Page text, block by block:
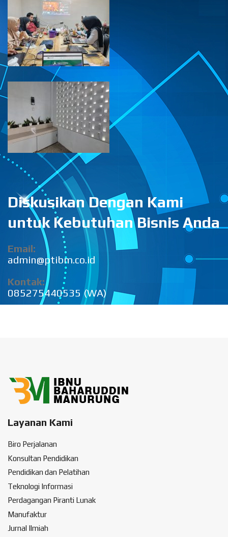
Diskusikan Dengan Kami
untuk Kebutuhan Bisnis Anda
Email:
admin@ptibm.co.id
Kontak:
085275440535 (WA)
Layanan Kami
Biro Perjalanan
Konsultan Pendidikan
Pendidikan dan Pelatihan
Teknologi Informasi
Perdagangan Piranti Lunak
Manufaktur
Jurnal Ilmiah